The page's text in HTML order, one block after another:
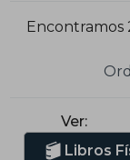
Encontramos
Ver:
Libros